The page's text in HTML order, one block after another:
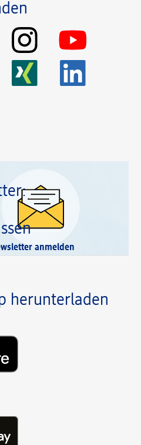
anmelden
herunterladen